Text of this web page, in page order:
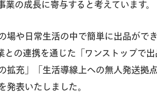
業の成長に寄与すると考えています。
場や日常生活の中で簡単に出品がで
との連携を通じた「ワンストップで
拡充」「生活導線上への無人発送拠
発表いたしました。